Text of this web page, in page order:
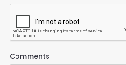
Comments